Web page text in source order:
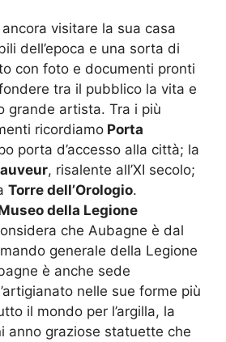
visitare la sua casa
dell’epoca e una sorta di
con foto e documenti pronti
tra il pubblico la vita e
grande artista. Tra i più
ricordiamo Porta
porta d’accesso alla città; la
, risalente all’XI secolo;
Torre dell’Orologio.
della Legione
che Aubagne è dal
generale della Legione
è anche sede
nelle sue forme più
il mondo per l’argilla, la
anno graziose statuette che